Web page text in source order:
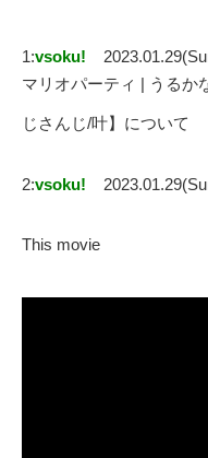
1:vsoku!
マリオパーティ | うるか
じさんじ/叶】について
2:vsoku!
This movie